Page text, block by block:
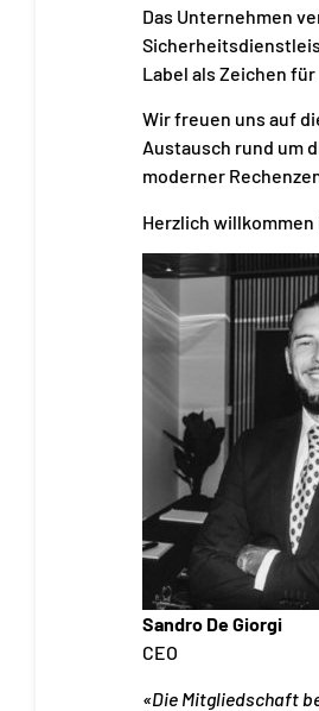
Das Unternehmen
Label als Zeichen
Wir freuen uns auf
Austausch rund um
moderner
Herzlich willkommen
Sandro De Giorgi
CEO
«Die Mitgliedschaft